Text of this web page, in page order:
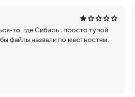
в браузере, что позволяет
самые мелкие детали.
то, где Сибирь . просто тупой
файлы назвали по местностям.